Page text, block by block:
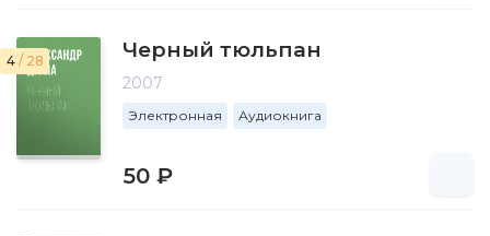
4 / 28 Черный тюльпан
2007
Электронная Аудиокнига
50 ₽